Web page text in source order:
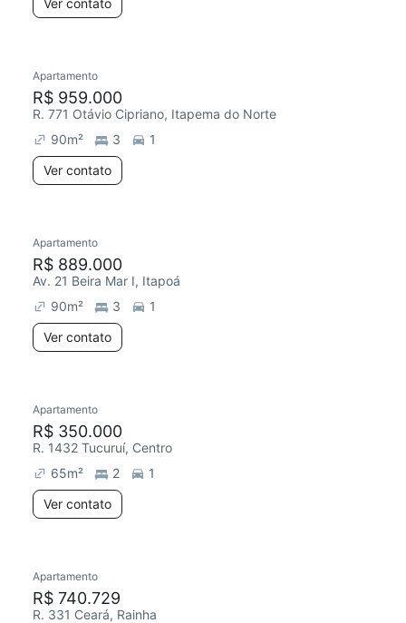
Ver contato
Apartamento
R$ 959.000
R. 771 Otávio Cipriano, Itapema do Norte
90m² 3
1
Ver contato
Apartamento
R$ 889.000
Av. 21 Beira Mar I, Itapoá
90m² 3
1
Ver contato
Apartamento
R$ 350.000
R. 1432 Tucuruí, Centro
65m² 2
1
Ver contato
Apartamento
R$ 740.729
R. 331 Ceará, Rainha